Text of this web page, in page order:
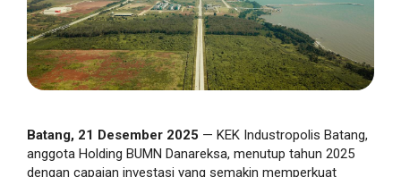
Batang, 21 Desember 2025 — KEK Industropolis Batang,
anggota Holding BUMN Danareksa, menutup tahun 2025
dengan capaian investasi yang semakin memperkuat